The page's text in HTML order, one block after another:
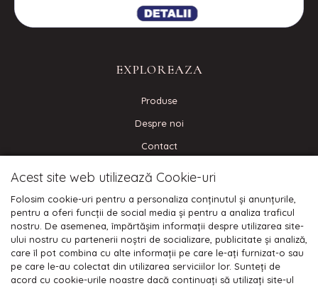
EXPLOREAZA
Produse
Despre noi
Contact
CONECTEAZA-TE
Plata cu cardul:
Acest site web utilizează Cookie-uri
Folosim cookie-uri pentru a personaliza conținutul și anunțurile,
pentru a oferi funcții de social media și pentru a analiza traficul
nostru. De asemenea, împărtășim informații despre utilizarea site-
ului nostru cu partenerii noștri de socializare, publicitate și analiză,
care îl pot combina cu alte informații pe care le-ați furnizat-o sau
pe care le-au colectat din utilizarea serviciilor lor. Sunteți de
acord cu cookie-urile noastre dacă continuați să utilizați site-ul